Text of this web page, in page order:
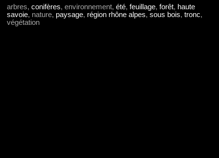
arbres, conifères, environnement, été, feuillage, forêt, haute
savoie, nature, paysage, région rhône alpes, sous bois, tronc,
végétation